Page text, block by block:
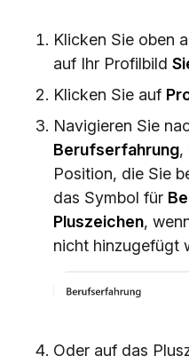
Klicken Sie oben
auf Ihr Profilbild
Klicken Sie auf
Navigieren Sie
Berufserfahrung,
Position, die Sie
das Symbol für
Pluszeichen,
nicht hinzugefügt
Oder auf das